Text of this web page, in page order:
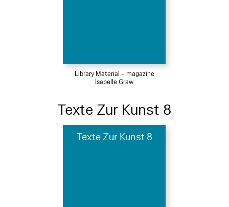
Library Material – magazine
Isabelle Graw
Texte Zur Kunst 8
Texte Zur Kunst 8